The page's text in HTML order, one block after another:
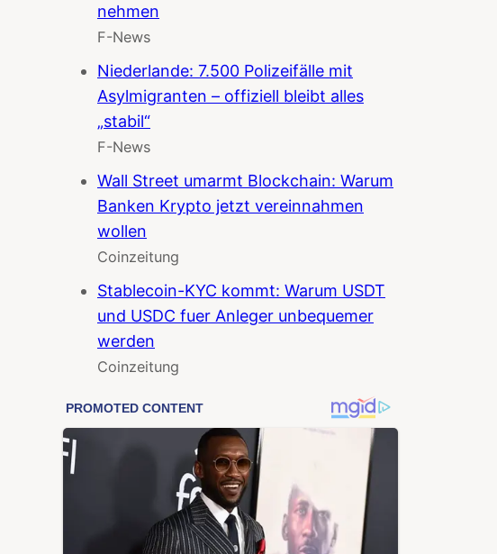
nehmen
F-News
Niederlande: 7.500 Polizeifälle mit
Asylmigranten – offiziell bleibt alles
„stabil“
F-News
Wall Street umarmt Blockchain: Warum
Banken Krypto jetzt vereinnahmen
wollen
Coinzeitung
Stablecoin-KYC kommt: Warum USDT
und USDC fuer Anleger unbequemer
werden
Coinzeitung